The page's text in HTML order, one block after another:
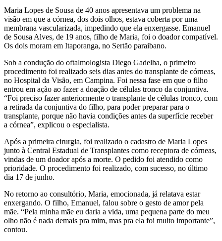
Maria Lopes de Sousa de 40 anos apresentava um problema na
visão em que a córnea, dos dois olhos, estava coberta por uma
membrana vascularizada, impedindo que ela enxergasse. Emanuel
de Sousa Alves, de 19 anos, filho de Maria, foi o doador compatível.
Os dois moram em Itaporanga, no Sertão paraibano.
Sob a condução do oftalmologista Diego Gadelha, o primeiro
procedimento foi realizado seis dias antes do transplante de córneas,
no Hospital da Visão, em Campina. Foi nessa fase em que o filho
entrou em ação ao fazer a doação de células tronco da conjuntiva.
“Foi preciso fazer anteriormente o transplante de células tronco, com
a retirada da conjuntiva do filho, para poder preparar para o
transplante, porque não havia condições antes da superfície receber
a córnea”, explicou o especialista.
Após a primeira cirurgia, foi realizado o cadastro de Maria Lopes
junto à Central Estadual de Transplantes como receptora de córneas,
vindas de um doador após a morte. O pedido foi atendido como
prioridade. O procedimento foi realizado, com sucesso, no último
dia 17 de junho.
No retorno ao consultório, Maria, emocionada, já relatava estar
enxergando. O filho, Emanuel, falou sobre o gesto de amor pela
mãe. “Pela minha mãe eu daria a vida, uma pequena parte do meu
olho não é nada demais pra mim, mas pra ela foi muito importante”,
contou.